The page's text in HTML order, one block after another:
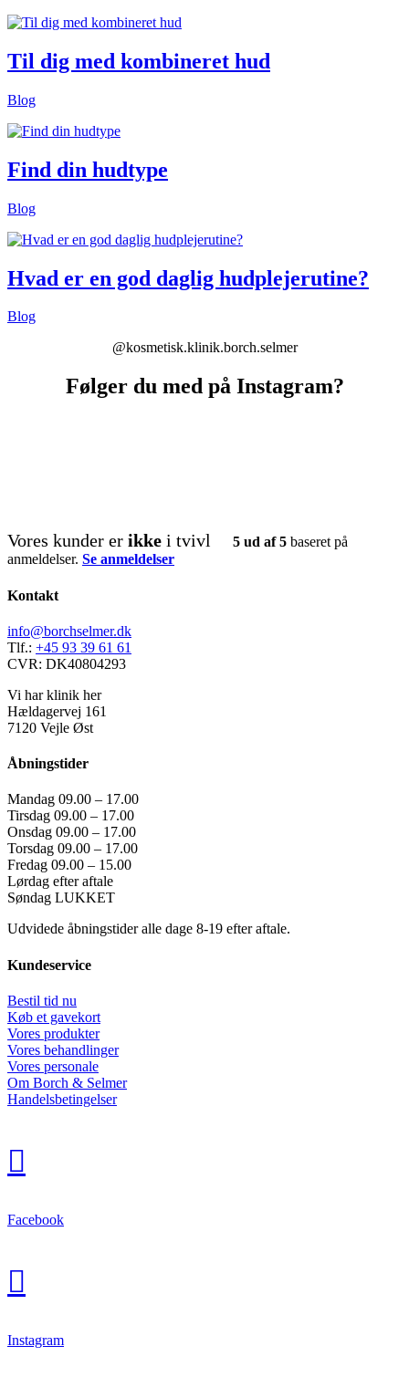
Til dig med kombineret hud
Blog
Find din hudtype
Blog
Hvad er en god daglig hudplejerutine?
Blog
@kosmetisk.klinik.borch.selmer
Følger du med på Instagram?
Vores kunder er ikke i tvivl 5 ud af 5 baseret på
anmeldelser. Se anmeldelser
Kontakt
info@borchselmer.dk
Tlf.: +45 93 39 61 61
CVR: DK40804293
Vi har klinik her
Hældagervej 161
7120 Vejle Øst
Åbningstider
Mandag 09.00 – 17.00
Tirsdag 09.00 – 17.00
Onsdag 09.00 – 17.00
Torsdag 09.00 – 17.00
Fredag 09.00 – 15.00
Lørdag efter aftale
Søndag LUKKET
Udvidede åbningstider alle dage 8-19 efter aftale.
Kundeservice
Bestil tid nu
Køb et gavekort
Vores produkter
Vores behandlinger
Vores personale
Om Borch & Selmer
Handelsbetingelser

Facebook

Instagram